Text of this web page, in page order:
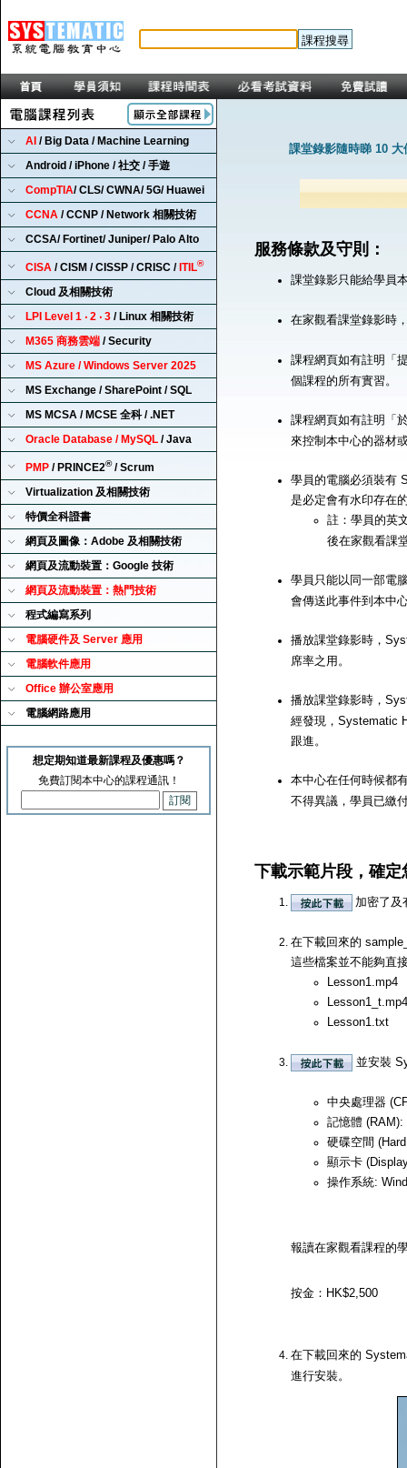
AI / Big Data / Machine Learning
Android / iPhone / 社交 / 手遊
CompTIA/ CLS/ CWNA/ 5G/ Huawei
CCNA / CCNP / Network 相關技術
CCSA/ Fortinet/ Juniper/ Palo Alto
CISA / CISM / CISSP / CRISC / ITIL®
Cloud 及相關技術
LPI Level 1 ‧ 2 ‧ 3 / Linux 相關技術
M365 商務雲端 / Security
MS Azure / Windows Server 2025
MS Exchange / SharePoint / SQL
MS MCSA / MCSE 全科 / .NET
Oracle Database / MySQL / Java
PMP / PRINCE2®/ Scrum
Virtualization 及相關技術
特價全科證書
網頁及圖像：Adobe 及相關技術
網頁及流動裝置：Google 技術
網頁及流動裝置：熱門技術
程式編寫系列
電腦硬件及 Server 應用
電腦軟件應用
Office 辦公室應用
電腦網路應用
想定期知道最新課程及優惠嗎？
免費訂閱本中心的課程通訊！
課堂錄影隨時睇 10 大
服務條款及守則：
課堂錄影只能給學員
在家觀看課堂錄影時
課程網頁如有註明「
個課程的所有實習。
課程網頁如有註明「
來控制本中心的器材
學員的電腦必須裝有
是必定會有水印存在
註：學員的英
後在家觀看課
學員只能以同一部電
會傳送此事件到本中
播放課堂錄影時，
席率之用。
播放課堂錄影時，
經發現，Systematic
跟進。
本中心在任何時候都
不得異議，學員已繳
下載示範片段，確
加密了及
在下載回來的
這些檔案並不能夠直
Lesson1.mp4
Lesson1_t.mp4
Lesson1.txt
並安裝
中央處理器
記憶體
硬碟空間
顯示卡
操作系統:
報讀在家觀看課程的
按金：HK$2,500
在下載回來的
進行安裝。